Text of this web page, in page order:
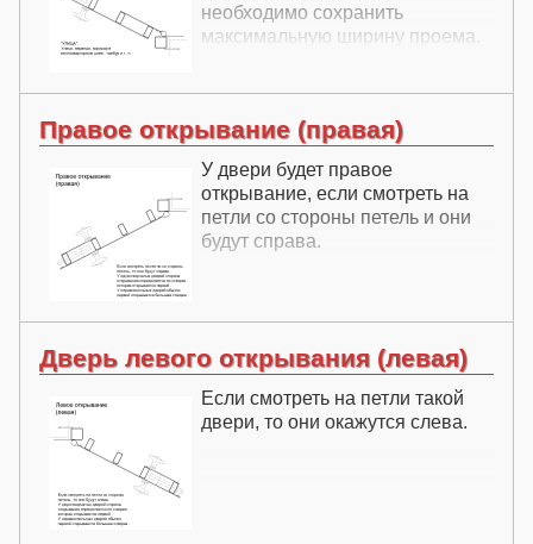
необходимо сохранить
максимальную ширину проема,
своей конструкции позволяют не
случаев подойдут профильные
или гнутые двери внутреннего
открывания.
Правое открывание (правая)
У двери будет правое
открывание, если смотреть на
петли со стороны петель и они
будут справа.
Дверь левого открывания (левая)
Если смотреть на петли такой
двери, то они окажутся слева.